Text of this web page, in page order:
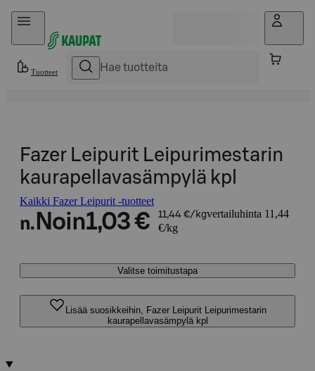
Hyppää sisältöön
Tuotteet
Fazer Leipurit Leipurimestarin
kaurapellavasämpylä kpl
Kaikki Fazer Leipurit -tuotteet
n. Noin1,03 € 11,44 €/kgvertailuhinta 11,44
€/kg
Valitse toimitustapa
Lisää suosikkeihin, Fazer Leipurit Leipurimestarin
kaurapellavasämpylä kpl